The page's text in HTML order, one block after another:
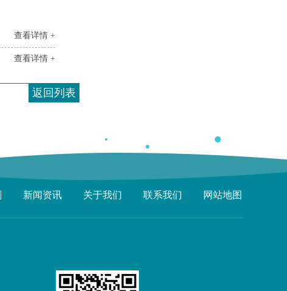
查看详情 +
查看详情 +
返回列表
新闻资讯 关于我们 联系我们 网站地图